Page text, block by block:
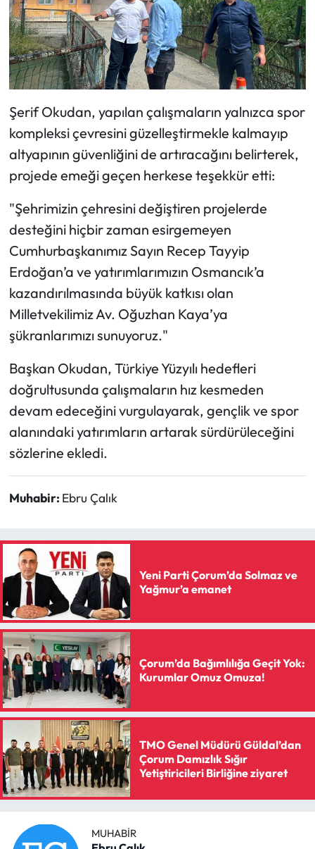
Şerif Okudan, yapılan çalışmaların yalnızca spor
kompleksi çevresini güzelleştirmekle kalmayıp
altyapının güvenliğini de artıracağını belirterek,
projede emeği geçen herkese teşekkür etti:
"Şehrimizin çehresini değiştiren projelerde
desteğini hiçbir zaman esirgemeyen
Cumhurbaşkanımız Sayın Recep Tayyip
Erdoğan’a ve yatırımlarımızın Osmancık’a
kazandırılmasında büyük katkısı olan
Milletvekilimiz Av. Oğuzhan Kaya’ya
şükranlarımızı sunuyoruz."
Başkan Okudan, Türkiye Yüzyılı hedefleri
doğrultusunda çalışmaların hız kesmeden
devam edeceğini vurgulayarak, gençlik ve spor
alanındaki yatırımların artarak sürdürüleceğini
sözlerine ekledi.
Muhabir: Ebru Çalık
Yeni Parti Çorum’da Solmaz ve
Yağmur’a emanet
Çorum’da Bağımlılığa Geçit Yok:
Kurumlar Omuz Omuza!
TMO Genel Müdürü Güldal’dan
Çorum Damızlık Sığır
Yetiştiricileri Birliğine ziyaret
MUHABIR
Turizm
Uğurludağ Haberleri
Yaşam
Yayla Haber
Yemek Tarifleri